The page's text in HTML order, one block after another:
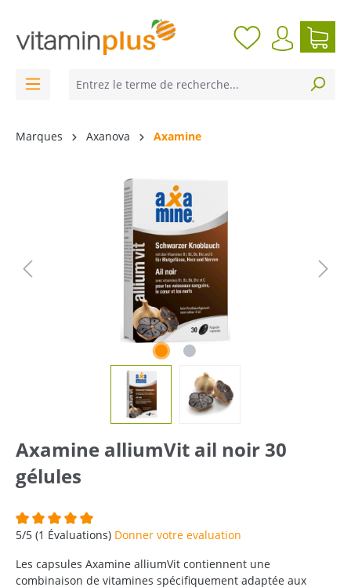
Marques Axanova Axamine
Axamine alliumVit ail noir 30
gélules
Note moyenne de 5 sur 5 étoiles
5/5 (1 Évaluations) Donner votre evaluation
Les capsules Axamine alliumVit contiennent une
combinaison de vitamines spécifiquement adaptée aux